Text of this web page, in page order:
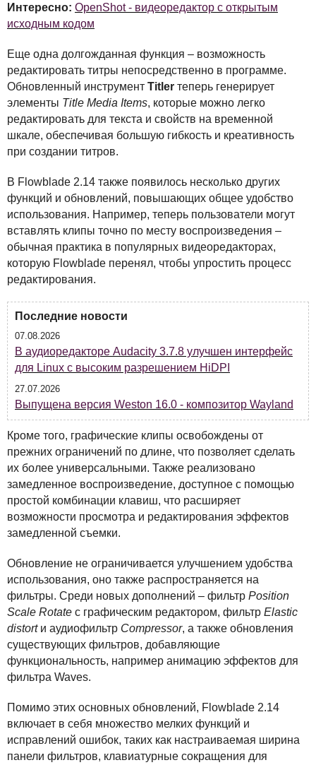
Интересно: OpenShot - видеоредактор с открытым
исходным кодом
Еще одна долгожданная функция – возможность
редактировать титры непосредственно в программе.
Обновленный инструмент Titler теперь генерирует
элементы Title Media Items, которые можно легко
редактировать для текста и свойств на временной
шкале, обеспечивая большую гибкость и креативность
при создании титров.
В Flowblade 2.14 также появилось несколько других
функций и обновлений, повышающих общее удобство
использования. Например, теперь пользователи могут
вставлять клипы точно по месту воспроизведения –
обычная практика в популярных видеоредакторах,
которую Flowblade перенял, чтобы упростить процесс
редактирования.
Последние новости
07.08.2026
В аудиоредакторе Audacity 3.7.8 улучшен интерфейс
для Linux с высоким разрешением HiDPI
27.07.2026
Выпущена версия Weston 16.0 - композитор Wayland
Кроме того, графические клипы освобождены от
прежних ограничений по длине, что позволяет сделать
их более универсальными. Также реализовано
замедленное воспроизведение, доступное с помощью
простой комбинации клавиш, что расширяет
возможности просмотра и редактирования эффектов
замедленной съемки.
Обновление не ограничивается улучшением удобства
использования, оно также распространяется на
фильтры. Среди новых дополнений – фильтр Position
Scale Rotate с графическим редактором, фильтр Elastic
distortи аудиофильтр Compressor, а также обновления
существующих фильтров, добавляющие
функциональность, например анимацию эффектов для
фильтра Waves.
Помимо этих основных обновлений, Flowblade 2.14
включает в себя множество мелких функций и
исправлений ошибок, таких как настраиваемая ширина
панели фильтров, клавиатурные сокращения для